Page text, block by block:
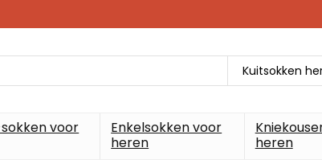
Kuitsokken
voor
Enkelsokken voor
heren
heren